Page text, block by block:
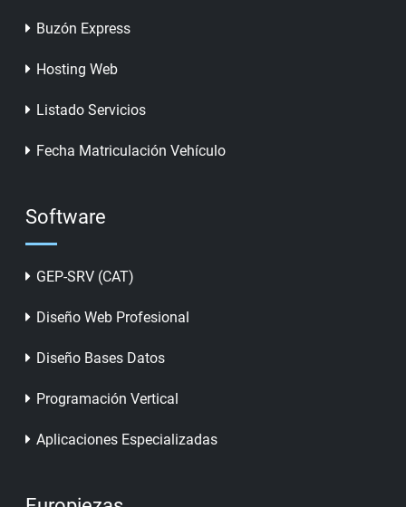
Buzón Express
Hosting Web
Listado Servicios
Fecha Matriculación Vehículo
Software
GEP-SRV (CAT)
Diseño Web Profesional
Diseño Bases Datos
Programación Vertical
Aplicaciones Especializadas